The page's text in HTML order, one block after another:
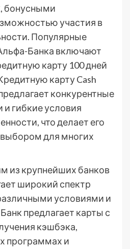
бонусными
участия в
Популярные
Банка включают
карту 100 дней
карту Cash
конкурентные
и гибкие условия
что делает его
для многих
из крупнейших банков
широкий спектр
условиями и
предлагает карты с
кэшбэка,
программах и